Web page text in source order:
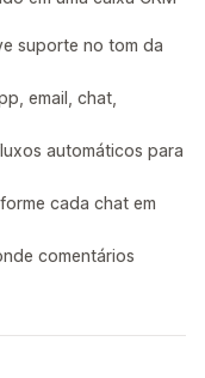
suporte no tom da
email, chat,
automáticos para
cada chat em
comentários